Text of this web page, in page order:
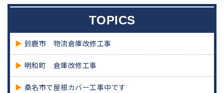
TOPICS
鈴鹿市 物流倉庫改修工事
明和町 倉庫改修工事
桑名市で屋根カバー工事中です